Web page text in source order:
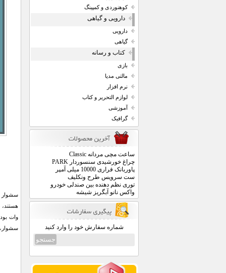
کوهنوردی و کمپینگ
دارویی و گیاهی
دارویی
گیاهی
کتاب و رسانه
بازی
مالتی مدیا
نرم افزار
لوازم التحریر و کتاب
آموزشی
گرافیک
ساعت مچی مردانه Classic
چراغ خورشیدی سنسوردار PARK
پاوربانک فراری 10000 میلی آمپر
ست سرویس طرح ونکلیف
توری نظم دهنده بین صندلی خودرو
واکس نانو آبگریز شیشه
شماره سفارش خود را وارد کنید
سشوار،